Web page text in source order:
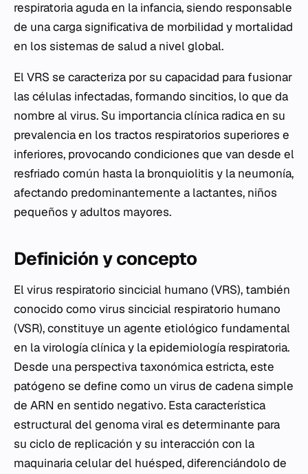
respiratoria aguda en la infancia, siendo responsable
de una carga significativa de morbilidad y mortalidad
en los sistemas de salud a nivel global.
El VRS se caracteriza por su capacidad para fusionar
las células infectadas, formando sincitios, lo que da
nombre al virus. Su importancia clínica radica en su
prevalencia en los tractos respiratorios superiores e
inferiores, provocando condiciones que van desde el
resfriado común hasta la bronquiolitis y la neumonía,
afectando predominantemente a lactantes, niños
pequeños y adultos mayores.
Definición y concepto
El virus respiratorio sincicial humano (VRS), también
conocido como virus sincicial respiratorio humano
(VSR), constituye un agente etiológico fundamental
en la virología clínica y la epidemiología respiratoria.
Desde una perspectiva taxonómica estricta, este
patógeno se define como un virus de cadena simple
de ARN en sentido negativo. Esta característica
estructural del genoma viral es determinante para
su ciclo de replicación y su interacción con la
maquinaria celular del huésped, diferenciándolo de